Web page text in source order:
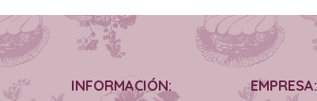
INFORMACIÓN: EMPRESA: